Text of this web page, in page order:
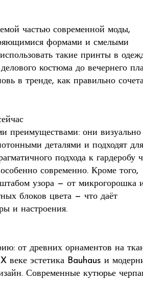
частью современной моды,
формами и смелыми
такие принты в
костюма до вечернего
в тренде, как правильно
преимуществами: они визуально
деталями и подходят для
подхода к гардеробу
современно. Кроме того,
узора — от микрогорошка
блоков цвета — что даёт
и настроения.
от древних орнаментов на
веке эстетика Bauhaus и
Современные кутюрье